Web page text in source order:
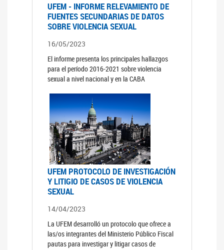
UFEM - INFORME RELEVAMIENTO DE
FUENTES SECUNDARIAS DE DATOS
SOBRE VIOLENCIA SEXUAL
16/05/2023
El informe presenta los principales hallazgos
para el período 2016-2021 sobre violencia
sexual a nivel nacional y en la CABA
UFEM PROTOCOLO DE INVESTIGACIÓN
Y LITIGIO DE CASOS DE VIOLENCIA
SEXUAL
14/04/2023
La UFEM desarrolló un protocolo que ofrece a
las/os integrantes del Ministerio Público Fiscal
pautas para investigar y litigar casos de